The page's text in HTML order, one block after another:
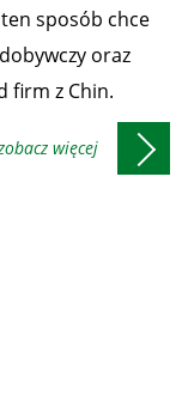
sposób chce
oraz
firm z Chin.